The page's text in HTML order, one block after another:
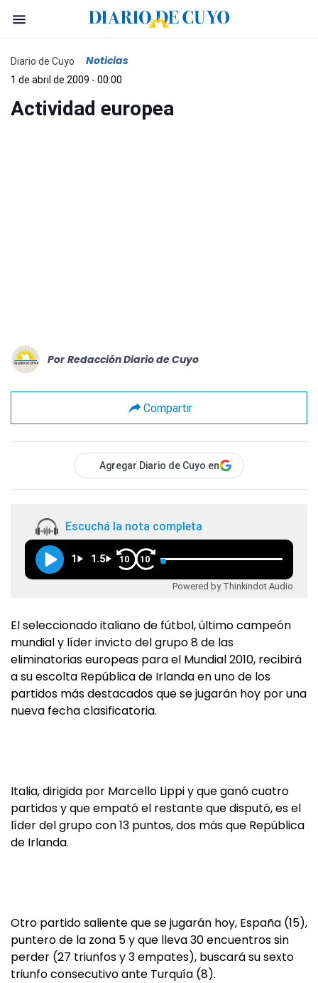
Diario de Cuyo Noticias
1 de abril de 2009 - 00:00
Actividad europea
Por Redacción Diario de Cuyo
Compartir
Agregar Diario de Cuyo en
Escuchá la nota completa
1 1.5 10 10
Powered by Thinkindot Audio
El seleccionado italiano de fútbol, último campeón
mundial y líder invicto del grupo 8 de las
eliminatorias europeas para el Mundial 2010, recibirá
a su escolta República de Irlanda en uno de los
partidos más destacados que se jugarán hoy por una
nueva fecha clasificatoria.
Italia, dirigida por Marcello Lippi y que ganó cuatro
partidos y que empató el restante que disputó, es el
líder del grupo con 13 puntos, dos más que República
de Irlanda.
Otro partido saliente que se jugarán hoy, España (15),
puntero de la zona 5 y que lleva 30 encuentros sin
perder (27 triunfos y 3 empates), buscará su sexto
triunfo consecutivo ante Turquía (8).